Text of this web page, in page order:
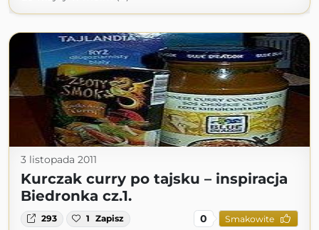
3 listopada 2011
Kurczak curry po tajsku – inspiracja
Biedronka cz.1.
293 1 Zapisz 0 Smakowite